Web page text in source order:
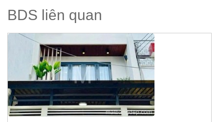
BDS liên quan